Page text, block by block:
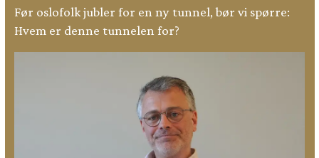
Før oslofolk jubler for en ny tunnel, bør vi spørre:
Hvem er denne tunnelen for?